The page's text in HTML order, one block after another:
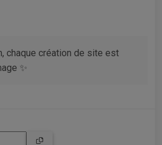
chaque création de site est
✨